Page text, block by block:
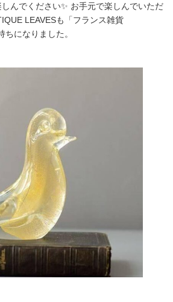
んでください✨ お手元で楽しんでいただ
LEAVESも「フランス雑貨
になりました。